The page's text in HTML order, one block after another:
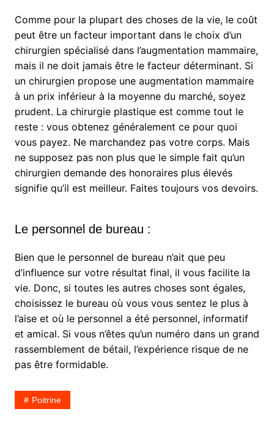
Comme pour la plupart des choses de la vie, le coût
peut être un facteur important dans le choix d’un
chirurgien spécialisé dans l’augmentation mammaire,
mais il ne doit jamais être le facteur déterminant. Si
un chirurgien propose une augmentation mammaire
à un prix inférieur à la moyenne du marché, soyez
prudent. La chirurgie plastique est comme tout le
reste : vous obtenez généralement ce pour quoi
vous payez. Ne marchandez pas votre corps. Mais
ne supposez pas non plus que le simple fait qu’un
chirurgien demande des honoraires plus élevés
signifie qu’il est meilleur. Faites toujours vos devoirs.
Le personnel de bureau :
Bien que le personnel de bureau n’ait que peu
d’influence sur votre résultat final, il vous facilite la
vie. Donc, si toutes les autres choses sont égales,
choisissez le bureau où vous vous sentez le plus à
l’aise et où le personnel a été personnel, informatif
et amical. Si vous n’êtes qu’un numéro dans un grand
rassemblement de bétail, l’expérience risque de ne
pas être formidable.
Poitrine